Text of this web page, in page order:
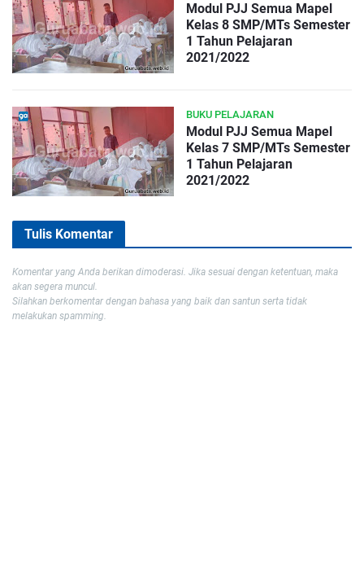
Modul PJJ Semua Mapel
Kelas 8 SMP/MTs Semester
1 Tahun Pelajaran
2021/2022
BUKU PELAJARAN
Modul PJJ Semua Mapel
Kelas 7 SMP/MTs Semester
1 Tahun Pelajaran
2021/2022
Tulis Komentar
Komentar yang Anda berikan dimoderasi. Jika sesuai dengan ketentuan, maka
akan segera muncul.
Silahkan berkomentar dengan bahasa yang baik dan santun serta tidak
melakukan spamming.